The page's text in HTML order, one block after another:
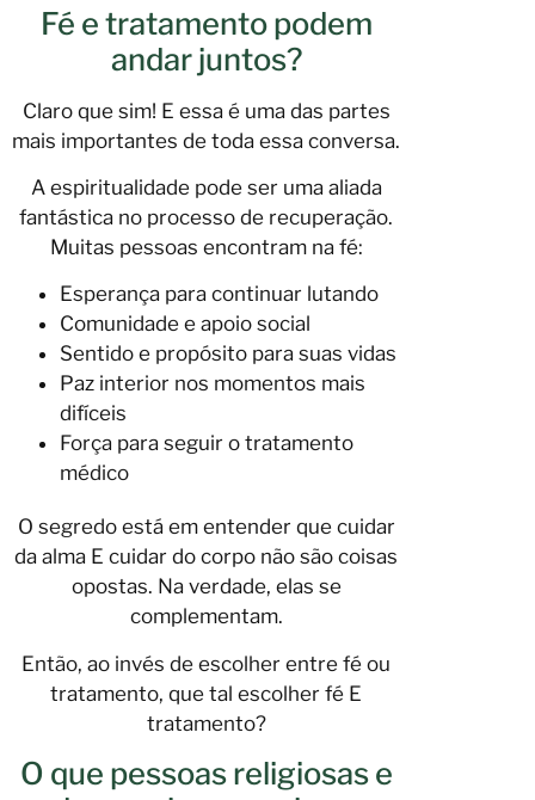
Fé e tratamento podem
andar juntos?
Claro que sim! E essa é uma das partes
mais importantes de toda essa conversa.
A espiritualidade pode ser uma aliada
fantástica no processo de recuperação.
Muitas pessoas encontram na fé:
Esperança para continuar lutando
Comunidade e apoio social
Sentido e propósito para suas vidas
Paz interior nos momentos mais
difíceis
Força para seguir o tratamento
médico
O segredo está em entender que cuidar
da alma E cuidar do corpo não são coisas
opostas. Na verdade, elas se
complementam.
Então, ao invés de escolher entre fé ou
tratamento, que tal escolher fé E
tratamento?
O que pessoas religiosas e